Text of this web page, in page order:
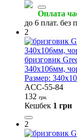
Оплата
до 6 плат. без
2
бризговик
340x106мм,
Размер:
ACC-55-84
132 грн.
Кешбек 1 грн
2